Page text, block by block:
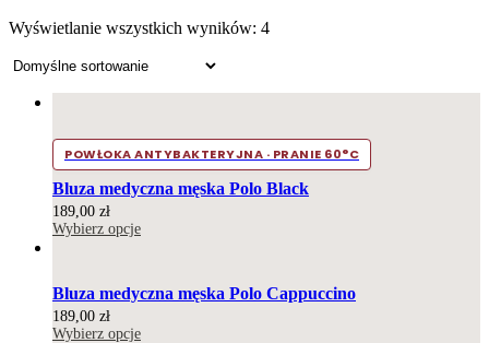
Wyświetlanie wszystkich wyników: 4
POWŁOKA ANTYBAKTERYJNA · PRANIE 60°C
Bluza medyczna męska Polo Black
189,00 zł
Wybierz opcje
Bluza medyczna męska Polo Cappuccino
189,00 zł
Wybierz opcje